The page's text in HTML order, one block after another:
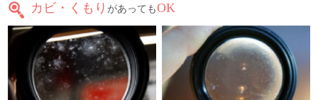
カビ・くもり があってもOK